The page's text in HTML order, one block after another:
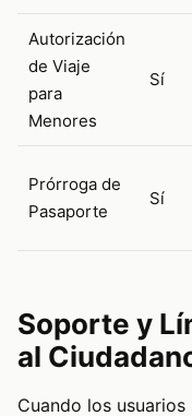
Autorización
de Viaje
para
Menores
Sí
Prórroga de
Pasaporte
Sí
Soporte y
al
Cuando los